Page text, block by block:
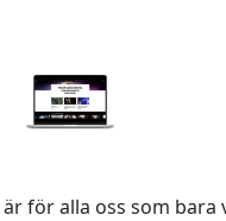
är för alla oss som bara